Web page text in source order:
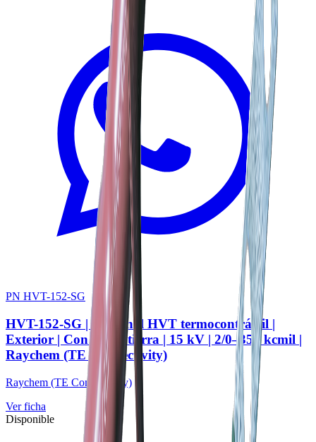
PN HVT-152-SG
HVT-152-SG | Terminal HVT termocontráctil |
Exterior | Con kit de tierra | 15 kV | 2/0–350 kcmil |
Raychem (TE Connectivity)
Raychem (TE Connectivity)
Ver ficha
Disponible